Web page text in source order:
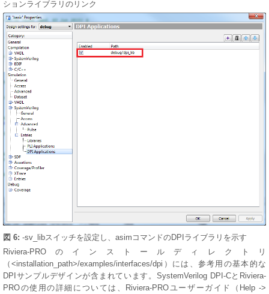
ションライブラリのリンク
図 6: -sv_libスイッチを設定し、asimコマンドのDPIライブラリを示す
Riviera-PROのインストールディレクトリ
（<installation_path>/examples/interfaces/dpi）には、参考用の基本的な
DPIサンプルデザインが含まれています。SystemVerilog DPI-CとRiviera-
PROの使用の詳細については、Riviera-PROユーザーガイド（Help ->